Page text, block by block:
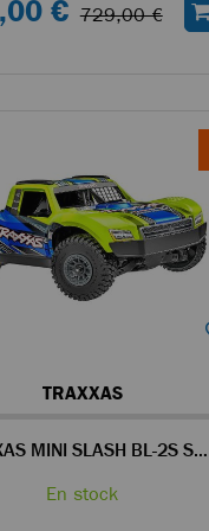
€ 729,00 €
TRAXXAS
TRAXXAS MINI SLASH BL-2S SHORT COURSE RC 4WD 1/14 BRUSHLESS JAUNE - 108164-1
En stock